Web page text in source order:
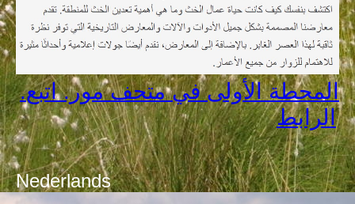
.المحطة الأولى في متحف مور. اتبع
الرابط
Nederlands